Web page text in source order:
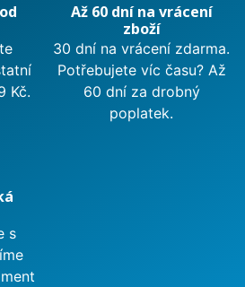
Kč.
Až 60 dní na vrácení
zboží
30 dní na vrácení zdarma.
Potřebujete víc času? Až
60 dní za drobný
poplatek.
s